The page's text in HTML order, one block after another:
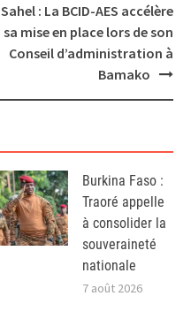
Sahel : La BCID-AES accélère
sa mise en place lors de son
Conseil d’administration à
Bamako
Burkina Faso :
Traoré appelle
à consolider la
souveraineté
nationale
7 août 2026